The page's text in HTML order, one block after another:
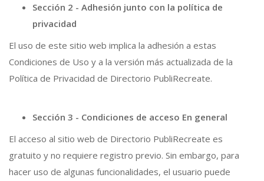
Sección 2 - Adhesión junto con la política de
privacidad
El uso de este sitio web implica la adhesión a estas
Condiciones de Uso y a la versión más actualizada de la
Política de Privacidad de Directorio PubliRecreate.
Sección 3 - Condiciones de acceso En general
El acceso al sitio web de Directorio PubliRecreate es
gratuito y no requiere registro previo. Sin embargo, para
hacer uso de algunas funcionalidades, el usuario puede